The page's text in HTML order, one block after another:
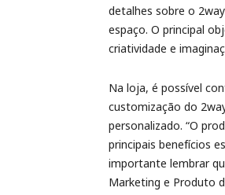
detalhes sobre o
espaço. O principal
criatividade e
Na loja, é possível
customização do
personalizado. “O
principais benefícios
importante lembrar
Marketing e Produto